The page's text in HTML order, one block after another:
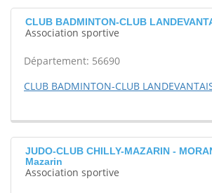
CLUB BADMINTON-CLUB
Association sportive
Département: 56690
CLUB BADMINTON-CLUB
JUDO-CLUB CHILLY-MAZARIN -
Mazarin
Association sportive